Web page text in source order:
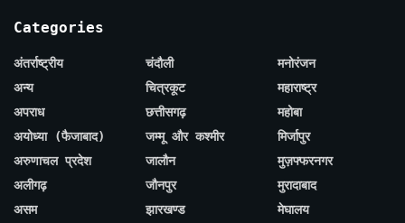
Categories
अंतर्राष्ट्रीय
अन्य
अपराध
अयोध्या (फैजाबाद)
अरुणाचल प्रदेश
अलीगढ़
असम
चंदौली
चित्रकूट
छत्तीसगढ़
जम्मू और कश्मीर
जालौन
जौनपुर
झारखण्ड
मनोरंजन
महाराष्ट्र
महोबा
मिर्जापुर
मुज़फ्फरनगर
मुरादाबाद
मेघालय